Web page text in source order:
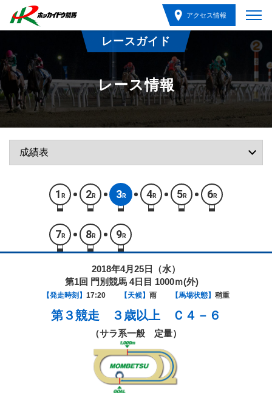
アクセス情報
レースガイド
レース情報
1 R 2R 3R 4R 5R 6R
7 R 8R 9R
2018年4月25日（水）
第1回 門別競馬 4日目 1000ｍ(外)
【発走時刻】 17:20 【天候】 雨 【馬場状態】 稍重
第３競走 ３歳以上 Ｃ４－６
（サラ系一般 定量）